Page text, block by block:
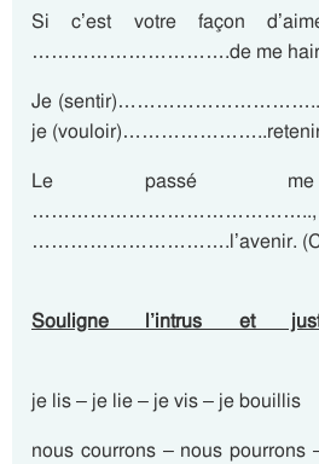
Si c’est votre façon
………………………….de me hair.
Je
je
Le passé me
……………………………………..,
………………………….l’avenir.
Souligne l’intrus et
je lis – je lie – je vis – je bouillis
nous courrons – nous pourrons